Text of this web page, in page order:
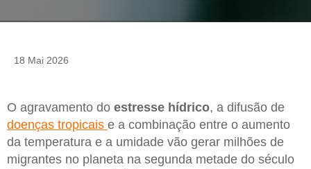
18 Mai 2026
O agravamento do estresse hídrico, a difusão de
doenças tropicais e a combinação entre o aumento
da temperatura e a umidade vão gerar milhões de
migrantes no planeta na segunda metade do século